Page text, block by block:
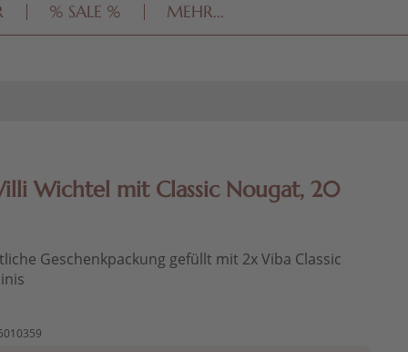
% SALE % MEHR...
Wichtel mit Classic Nougat, 20
Geschenkpackung gefüllt mit 2x Viba Classic